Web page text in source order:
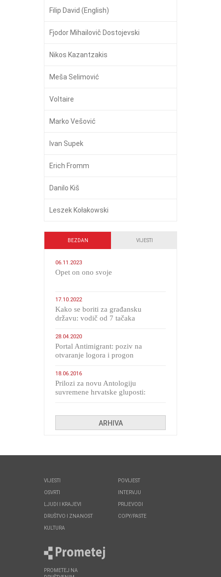
Filip David (English)
Fjodor Mihailovič Dostojevski
Nikos Kazantzakis
Meša Selimović
Voltaire
Marko Vešović
Ivan Supek
Erich Fromm
Danilo Kiš
Leszek Kołakowski
BEZDAN VIJESTI
06.11.2023
​Opet on ono svoje
17.10.2022
Kako se boriti za građansku
državu: vodič od 7 tačaka
28.04.2020
Portal Antimigrant: poziv na
otvaranje logora i progon
18.06.2016
Prilozi za novu Antologiju
suvremene hrvatske gluposti:
ARHIVA
VIJESTI
OSVRTI
LJUDI I KRAJEVI
DRUŠTVO I ZNANOST
KULTURA
POVIJEST
INTERVJU
PRIJEVODI
COPY/PASTE
PROMETEJ NA